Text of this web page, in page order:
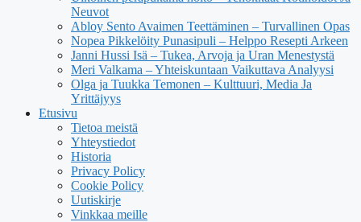
Neuvot
Abloy Sento Avaimen Teettäminen – Turvallinen Opas
Nopea Pikkelöity Punasipuli – Helppo Resepti Arkeen
Janni Hussi Isä – Tukea, Arvoja ja Uran Menestystä
Meri Valkama – Yhteiskuntaan Vaikuttava Analyysi
Olga ja Tuukka Temonen – Kulttuuri, Media Ja
Yrittäjyys
Etusivu
Tietoa meistä
Yhteystiedot
Historia
Privacy Policy
Cookie Policy
Uutiskirje
Vinkkaa meille